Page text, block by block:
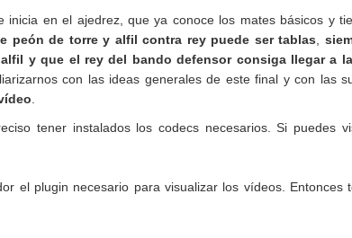
en el ajedrez, que ya conoce los mates básicos y
peón de torre y alfil contra rey puede ser tablas
y que el rey del bando defensor consiga llegar a
con las ideas generales de este final y con las
tener instalados los codecs necesarios. Si puedes
el plugin necesario para visualizar los vídeos. Entonces